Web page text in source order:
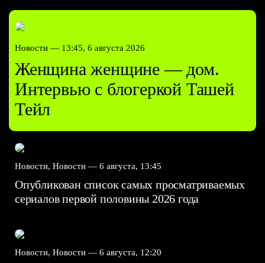
Новости — 13:45, 6 августа 2026
Женщина женщине — дом.
Интервью с блогеркой Ташей
Тейл
Новости, Новости — 6 августа, 13:45
Опубликован список самых просматриваемых
сериалов первой половины 2026 года
Новости, Новости — 6 августа, 12:20